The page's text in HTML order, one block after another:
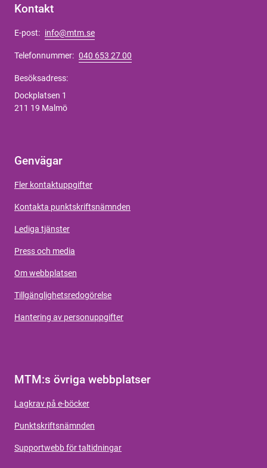
Kontakt
E-post: info@mtm.se
Telefonnummer: 040 653 27 00
Besöksadress:
Dockplatsen 1
211 19 Malmö
Genvägar
Fler kontaktuppgifter
Kontakta punktskriftsnämnden
Lediga tjänster
Press och media
Om webbplatsen
Tillgänglighetsredogörelse
Hantering av personuppgifter
MTM:s övriga webbplatser
Lagkrav på e-böcker
Punktskriftsnämnden
Supportwebb för taltidningar